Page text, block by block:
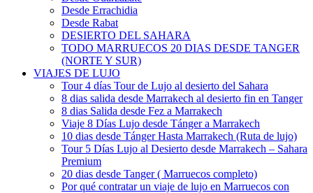
Desde Errachidia
Desde Rabat
DESIERTO DEL SAHARA
TODO MARRUECOS 20 DIAS DESDE TANGER
(NORTE Y SUR)
VIAJES DE LUJO
Tour 4 días Tour de Lujo al desierto del Sahara
8 dias salida desde Marrakech al desierto fin en Tanger
8 dias Salida desde Fez a Marrakech
Viaje 8 Días Lujo desde Tánger a Marrakech
10 dias desde Tánger Hasta Marrakech (Ruta de lujo)
Tour 5 Días Lujo al Desierto desde Marrakech – Sahara
Premium
20 dias desde Tanger ( Marruecos completo)
Por qué contratar un viaje de lujo en Marruecos con